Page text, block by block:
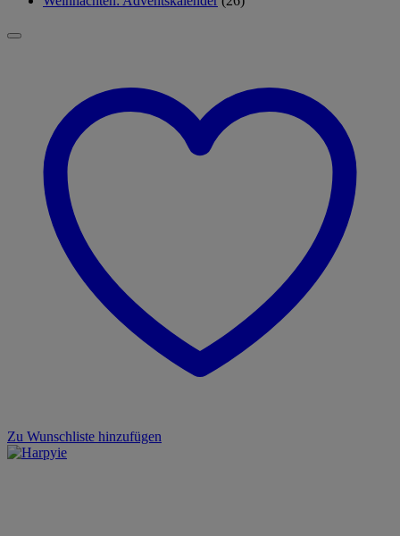
Zu Wunschliste hinzufügen